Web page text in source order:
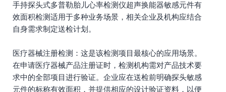
手持探头式多普勒胎儿心率检测仪超声换能器敏感元件有
效面积检测适用于多种业务场景，相关企业及机构应结合
自身需求制定送检计划。
医疗器械注册检测：这是该检测项目最核心的应用场景。
在申请医疗器械产品注册证时，检测机构需对产品技术要
求中的全部项目进行验证。企业应在送检前明确探头敏感
元件的标称有效面积，并提供相应的设计验证资料，以便